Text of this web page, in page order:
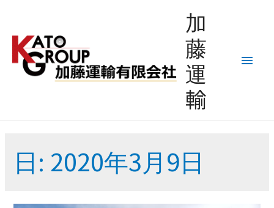
加
藤
運
輸
メ
日: 2020年3月9日